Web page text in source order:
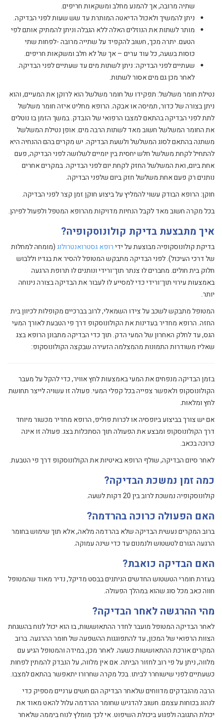
שתיה מרובה, אך להמנע מחלב ומשקאות חריפים.
ניתן להמשיך ולאכול הדיאטה המותרת עד שש שעות לפני הבדיקה.
מותר לשתות את הנוזלים האלה ללא הגבלה וניתן להמתיק אותם לפי
הטעם. יתרה מכך, חשוב להקפיד על שתייה מרובה -לפחות שתי
כוסות בשעה, כל עוד ערים – אך של לא חלב ומשקאות חריפים.
שעתיים לפני הבדיקה: ניתן לשתות מים עד שעתיים לפני הבדיקה.
לאחר מכן גם מים אסור לשתות.
נטילת חומר משלשל: תפקידו של חומר משלשל הוא לרוקן את המעיים, והוא
ניתן בצורה של כדור, תמיסה או אבקה. הרופא מחליט איזה חומר משלשל
לתת לפני הבדיקה בהתאם למצבו הרפואי של הנבדק. במשך הזמן בו נוטלים
את החומר המשלשל חשוב מאד לשתות הרבה מים. אופן נטילת המשלשל
משתנה בהתאם לסוג המשלשל ולשעת הבדיקה. יש מקרים בהם ההנחיה היא
להתחיל לקחת משלשל חלש יחסית בין יומיים לשלושה לפני הבדיקה, פעם
אחת ביום, ואת המשלשל החזק לקחת יום לפני הבדיקה. במקרים אחרים
נותנים רק פעם אחת משלשל חזק ביום שלפני הבדיקה.
חוקן: הרופא הבודק עשוי להמליץ על ביצוע חוקן זמן קצר לפני הבדיקה.
בכל מקרה חשוב מאד לקבל הנחיות מדויקות מהרופא המטפל ולפעול לפיהן.
איך מתבצעת בדיקת קולונוסקופיה?
בדיקת קולונוסקופיה מבוצעת על ידירופא גסטרואנטרולוג(מומחה למחלות
של דרכי העיכול). לפני הבדיקה מתבקש המטופל להסיר את בגדיו וללבוש
חלוק בית חולים. מחברים לו צנתר תוך־ורידי ונותנים לו תרופת הרגעה
באמצעות עירוי תוך־ורידי כדי למסייע לו לעבור את הבדיקה בצורה נינוחה
יותר.
המטופל מתבקש לשכב על צידו השמאלי, לרוב בברכיים מקופלות לכיוון בית
החזה. הרופא מחדיר בעדינות את הקולונוסקופ דרך פי הטבעת לאורך המעי
הגס, עד לחלק האחרון של המעי הדק. תוך כדי הבדיקה מתבונן הרופא בצג
שאליו משודרות התמונות מהמצלמה הזעירה שבקצה הקולונוסקופ:
בזמן הבדיקה מנפחים את המעי באמצעות לחץ אוויר, כדי להקל על מעבר
הקולונוסקופ ולאפשר צפייה בכל קפלי המעי. פעולה זו עשויה לייצר תחושת
לחץ ומלאוּת.
אם יש צורך בביצוע ביופסיה או לכרות פוליפ, הרופא מחדיר מכשור מיוחד
דרך הקולונוסקופ ומבצע את הפעולה תוך הסתכלות בצג. פעולה זו אינה
כרוכה בכאב.
לאחר סיום הבדיקה, שולף הרופא באיטיות את הקולונוסקופ דרך פי הטבעת.
כמה זמן נמשכת הבדיקה?
קולונוסקופיה נמשכת לרוב בין 20 דקות לשעה.
האם הפעולה כרוכה בהרדמה?
ברוב המקרים נעשית הבדיקה שלא בהרדמה מלאה, אלא תוך שימוש בחומר
הרגעה הגורם לטשטוש ולנמנום עד כדי שינה עמוקה.
האם הבדיקה כואבת?
בעזרת חומרי הטשטוש החדשים הניתנים בבסט מדיקל, נדיר מאוד שהמטופל
חווה כאב מכל סוג שהוא במהלך הפעולה.
מהי ההרגשה לאחר הבדיקה?
לאחר הבדיקה המטופל מועבר לחדר ההתאוששות, בו הוא יכול לנוח בהשגחת
הצוות הרפואי של המכון, עד להתפוגגות ההשפעה של חומר ההרגעה. ברוב
המקרים אורכת ההתאוששות כשעה. לאחר מכן, במידה והמטופל הגיע עם
מלווה, ניתן על פי רוב לחזור הביתה. אם אין מלווה, על הנבדק להמתין לפחות
כשעתיים לפני שישוחרר לביתו. בכל מקרה שחרורו יתאפשר בהתאם למצבו.
הרבה מהנבדקים מדווחים שלאחר הבדיקה הם חשים ערניים מספיק כדי
לנהוג בכוחות עצמם. חשוב להדגיש שחומר ההרדמה עלול להאט מאוד את
יכולת התגובה ולפגוע ביכולת השיפוט. אי לכך מומלץ לנוח ביממה שלאחר